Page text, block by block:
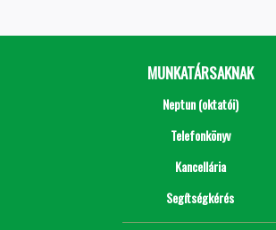
MUNKATÁRSAKNAK
Neptun (oktatói)
Telefonkönyv
Kancellária
Segítségkérés